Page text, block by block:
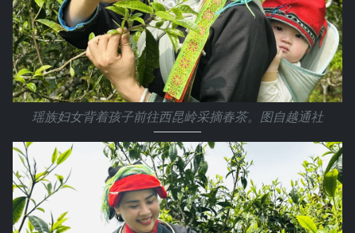
瑶族妇女背着孩子前往西昆岭采摘春茶。图自越通社